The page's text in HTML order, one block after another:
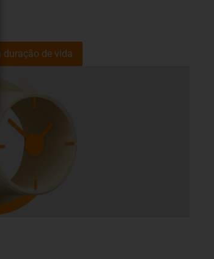
duração de vida